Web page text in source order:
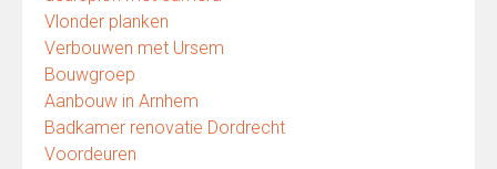
Vlonder planken
Verbouwen met Ursem
Bouwgroep
Aanbouw in Arnhem
Badkamer renovatie Dordrecht
Voordeuren